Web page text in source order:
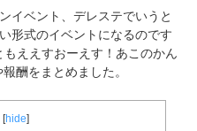
イベント、デレステでいうと
形式のイベントになるのです
ええすおーえす！あこのかん
酬をまとめました。
[hide]